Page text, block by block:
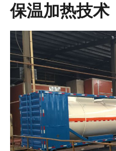
保温加热技术